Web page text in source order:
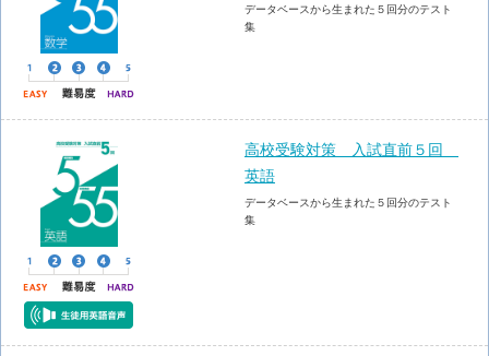
データベースから生まれた５回分のテスト
集
高校受験対策 入試直前５回
英語
データベースから生まれた５回分のテスト
集